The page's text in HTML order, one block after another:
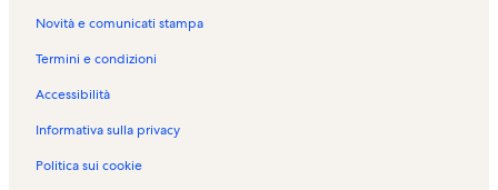
Novità e comunicati stampa
Termini e condizioni
Accessibilità
Informativa sulla privacy
Politica sui cookie